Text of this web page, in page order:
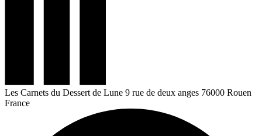
Les Carnets du Dessert de Lune 9 rue de deux anges 76000 Rouen
France